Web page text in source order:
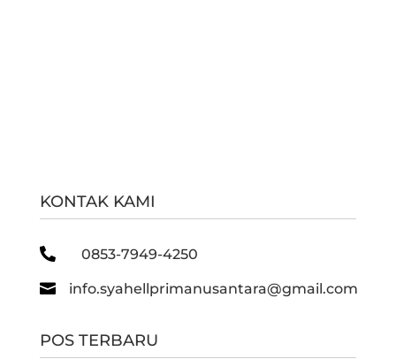
KONTAK KAMI
 0853-7949-4250
 info.syahellprimanusantara@gmail.com
POS TERBARU